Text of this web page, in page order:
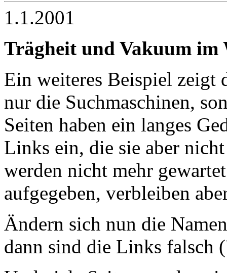
1.1.2001
Trägheit und Vakuum im
Ein weiteres Beispiel zeigt
nur die Suchmaschinen,
Seiten haben ein langes
Links ein, die sie aber
werden nicht mehr
aufgegeben, verbleiben
Ändern sich nun die
dann sind die Links falsch